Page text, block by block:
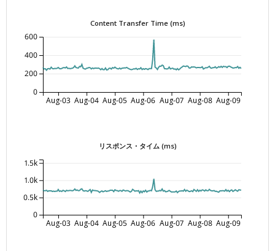
Content Transfer Time (ms)
Aug-03 Aug-04 Aug-05 Aug-06 Aug-07 Aug-08 Aug-09
0
200
400
600
リスポンス・タイム (ms)
Aug-03 Aug-04 Aug-05 Aug-06 Aug-07 Aug-08 Aug-09
0
0.5k
1.0k
1.5k